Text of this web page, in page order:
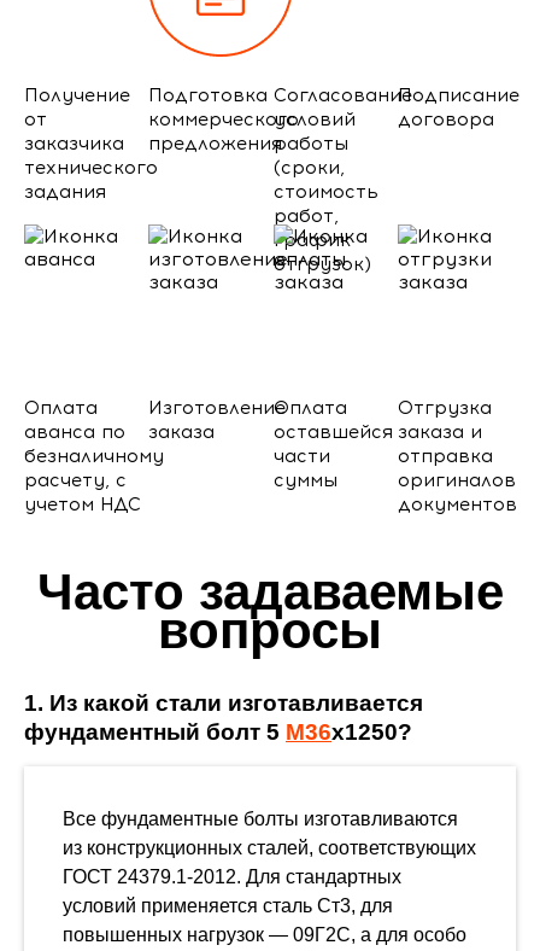
Получение
от
заказчика
технического
задания
Подготовка
коммерческого
предложения
Согласование
условий
работы
(сроки,
стоимость
работ,
график
отгрузок)
Подписание
договора
Оплата
аванса по
безналичному
расчету, с
учетом НДС
Изготовление
заказа
Оплата
оставшейся
части
суммы
Отгрузка
заказа и
отправка
оригиналов
документов
Часто задаваемые
вопросы
1. Из какой стали изготавливается
фундаментный болт 5 М36х1250?
Все фундаментные болты изготавливаются
из конструкционных сталей, соответствующих
ГОСТ 24379.1-2012. Для стандартных
условий применяется сталь Ст3, для
повышенных нагрузок — 09Г2С, а для особо